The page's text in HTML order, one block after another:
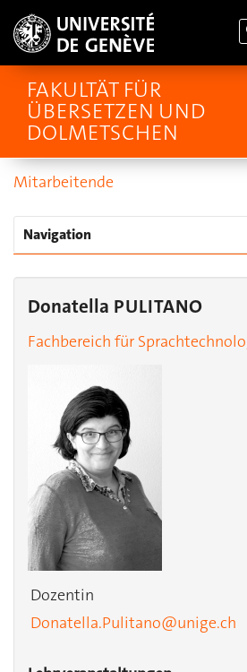
FAKULTÄT FÜR
ÜBERSETZEN UND
DOLMETSCHEN
Mitarbeitende
Navigation